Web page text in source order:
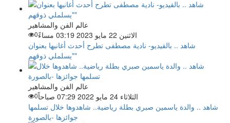
عالم الفن والمشاهير
الاثنين 22 مايو 2023 03:19 مساءً
0
شاهد .. بالفيديو- نادية مصطفى تطرح أحدث أغانيها بعنوان
"يسلملي ذوقهم"
عالم الفن والمشاهير
الثلاثاء 24 مايو 2022 07:29 صباحاً
0
شاهد .. والدة ياسمين صبري بطلة رياضية.. شاهدوها خلال تسلمها
جوائزها -بالصورة